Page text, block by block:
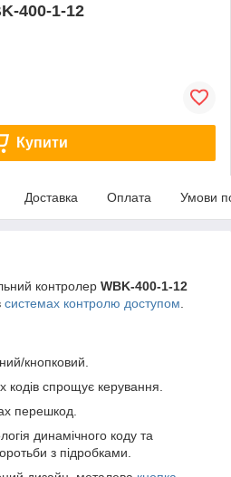
400-1-12
Купити
Доставка Оплата Умови
контролер WBK-400-1-12
системах контролю доступом
кнопковий.
спрощує керування.
перешкод.
динамічного коду та
з підробками.